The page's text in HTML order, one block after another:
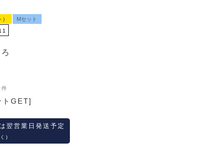
Mセット
件
トGET]
翌営業日発送予定
)